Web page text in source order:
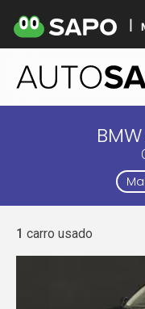
1 carro usado